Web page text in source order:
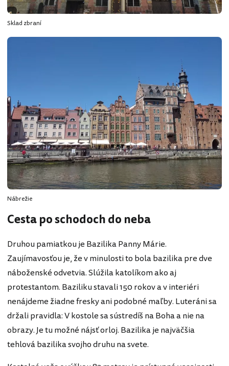
Sklad zbraní
Nábrežie
Cesta po schodoch do neba
Druhou pamiatkou je Bazilika Panny Márie.
Zaujímavosťou je, že v minulosti to bola bazilika pre dve
náboženské odvetvia. Slúžila katolíkom ako aj
protestantom. Baziliku stavali 150 rokov a v interiéri
nenájdeme žiadne fresky ani podobné maľby. Luteráni sa
držali pravidla: V kostole sa sústredíš na Boha a nie na
obrazy. Je tu možné nájsť orloj. Bazilika je najväčšia
tehlová bazilika svojho druhu na svete.